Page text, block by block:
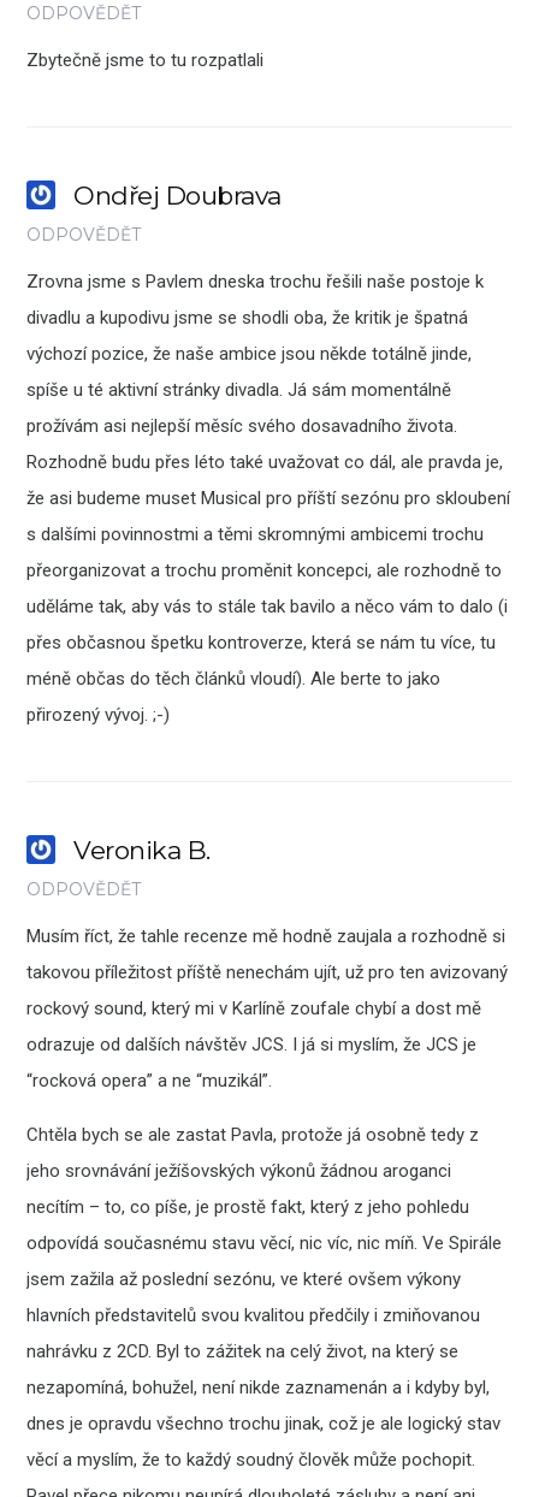
ODPOVĚDĚT
Zbytečně jsme to tu rozpatlali
Ondřej Doubrava
ODPOVĚDĚT
Zrovna jsme s Pavlem dneska trochu řešili naše postoje k
divadlu a kupodivu jsme se shodli oba, že kritik je špatná
výchozí pozice, že naše ambice jsou někde totálně jinde,
spíše u té aktivní stránky divadla. Já sám momentálně
prožívám asi nejlepší měsíc svého dosavadního života.
Rozhodně budu přes léto také uvažovat co dál, ale pravda je,
že asi budeme muset Musical pro příští sezónu pro skloubení
s dalšími povinnostmi a těmi skromnými ambicemi trochu
přeorganizovat a trochu proměnit koncepci, ale rozhodně to
uděláme tak, aby vás to stále tak bavilo a něco vám to dalo (i
přes občasnou špetku kontroverze, která se nám tu více, tu
méně občas do těch článků vloudí). Ale berte to jako
přirozený vývoj. ;-)
Veronika B.
ODPOVĚDĚT
Musím říct, že tahle recenze mě hodně zaujala a rozhodně si
takovou příležitost příště nenechám ujít, už pro ten avizovaný
rockový sound, který mi v Karlíně zoufale chybí a dost mě
odrazuje od dalších návštěv JCS. I já si myslím, že JCS je
“rocková opera” a ne “muzikál”.
Chtěla bych se ale zastat Pavla, protože já osobně tedy z
jeho srovnávání ježíšovských výkonů žádnou aroganci
necítím – to, co píše, je prostě fakt, který z jeho pohledu
odpovídá současnému stavu věcí, nic víc, nic míň. Ve Spirále
jsem zažila až poslední sezónu, ve které ovšem výkony
hlavních představitelů svou kvalitou předčily i zmiňovanou
nahrávku z 2CD. Byl to zážitek na celý život, na který se
nezapomíná, bohužel, není nikde zaznamenán a i kdyby byl,
dnes je opravdu všechno trochu jinak, což je ale logický stav
věcí a myslím, že to každý soudný člověk může pochopit.